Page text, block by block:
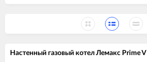
Настенный газовый котел Лемакс Prime V